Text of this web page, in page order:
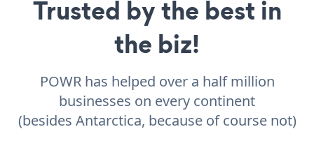
Trusted by the best in
the biz!
POWR has helped over a half million
businesses on every continent
(besides Antarctica, because of course not)